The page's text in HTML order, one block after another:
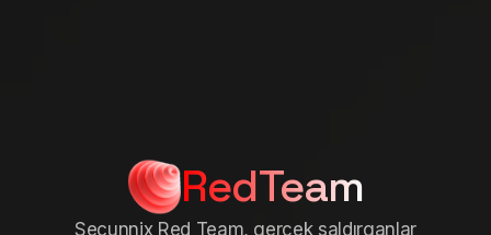
RedTeam
Secunnix Red Team, gerçek saldırganlar